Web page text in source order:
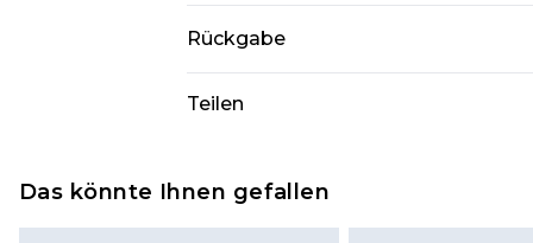
Deutschland Standardlieferung
Bis zu 8 Werktage
Deutschland Expresslieferung
Austria Standardlieferung
Bis zu 7 Werktage
Rückgabe
Kosmetikartikel, Piercing-
Teilen
Das könnte Ihnen gefallen